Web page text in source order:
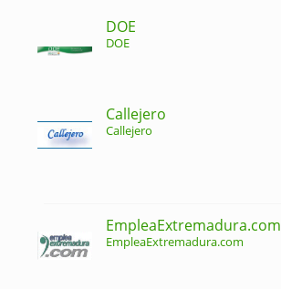
DOE
DOE
Callejero
Callejero
EmpleaExtremadura.com
EmpleaExtremadura.com